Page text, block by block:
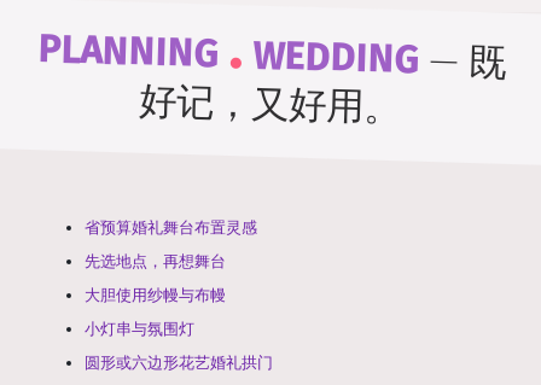
PLANNING . WEDDING— 既
好记，又好用。
省预算婚礼舞台布置灵感
先选地点，再想舞台
大胆使用纱幔与布幔
小灯串与氛围灯
圆形或六边形花艺婚礼拱门